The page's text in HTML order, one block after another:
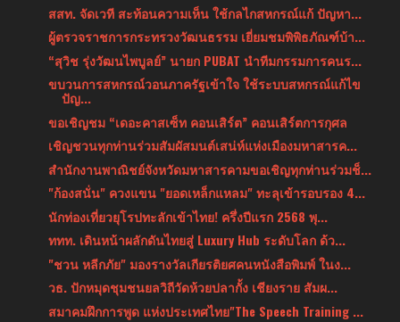
สสท. จัดเวที สะท้อนความเห็น ใช้กลไกสหกรณ์แก้ ปัญหา...
ผู้ตรวจราชการกระทรวงวัฒนธรรม เยี่ยมชมพิพิธภัณฑ์บ้า...
“สุวิช รุ่งวัฒนไพบูลย์” นายก PUBAT นำทีมกรรมการคนร...
ขบวนการสหกรณ์วอนภาครัฐเข้าใจ ใช้ระบบสหกรณ์แก้ไข
ปัญ...
ขอเชิญชม “เดอะคาสเซ็ท คอนเสิร์ต” คอนเสิร์ตการกุศล
เชิญชวนทุกท่านร่วมสัมผัสมนต์เสน่ห์แห่งเมืองมหาสารค...
สำนักงานพาณิชย์จังหวัดมหาสารคามขอเชิญทุกท่านร่วมช็...
"ก้องสนั่น" ควงแขน "ยอดเหล็กแหลม" ทะลุเข้ารอบรอง 4...
นักท่องเที่ยวยุโรปทะลักเข้าไทย! ครึ่งปีแรก 2568 พุ...
ททท. เดินหน้าผลักดันไทยสู่ Luxury Hub ระดับโลก ด้ว...
"ชวน หลีกภัย" มองรางวัลเกียรติยศคนหนังสือพิมพ์ ในง...
วธ. ปักหมุดชุมชนยลวิถีวัดห้วยปลากั้ง เชียงราย สัมผ...
สมาคมฝึกการพูด แห่งประเทศไทย"The Speech Training ...